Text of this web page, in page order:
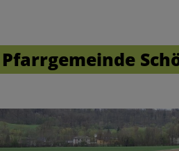
Pfarrgemeinde